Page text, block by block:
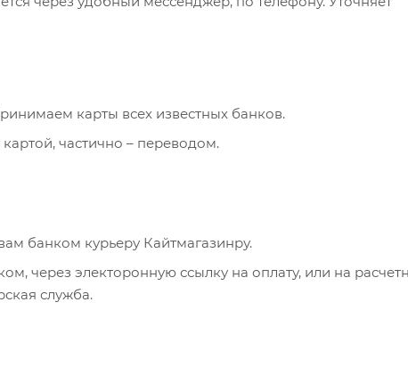
карты всех известных банков.
частично – переводом.
банком курьеру Кайтмагазинру.
через электоронную ссылку на оплату, или на
служба.